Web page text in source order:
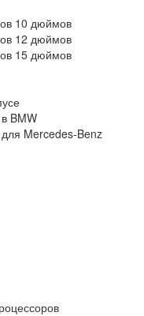
10 дюймов
12 дюймов
15 дюймов
BMW
Mercedes-Benz